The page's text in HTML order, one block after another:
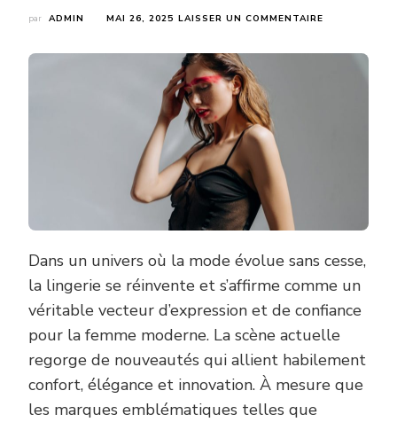
par ADMIN MAI 26, 2025 LAISSER UN COMMENTAIRE
Dans un univers où la mode évolue sans cesse,
la lingerie se réinvente et s’affirme comme un
véritable vecteur d’expression et de confiance
pour la femme moderne. La scène actuelle
regorge de nouveautés qui allient habilement
confort, élégance et innovation. À mesure que
les marques emblématiques telles que